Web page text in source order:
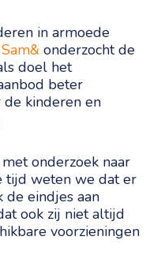
in armoede
Sam& onderzocht de
doel het
beter
kinderen en
onderzoek naar
tijd weten we dat er
eindjes aan
ook zij niet altijd
voorzieningen